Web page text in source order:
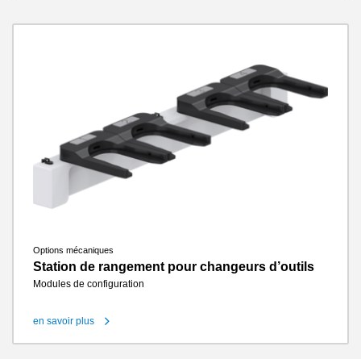
Options mécaniques
Station de rangement pour changeurs d’outils
Modules de configuration
en savoir plus